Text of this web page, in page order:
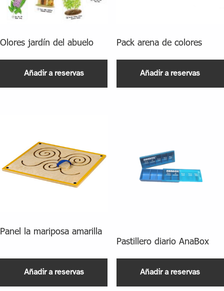
Olores jardín del abuelo
Añadir a reservas
Pack arena de colores
Añadir a reservas
Panel la mariposa amarilla
Añadir a reservas
Pastillero diario AnaBox
Añadir a reservas